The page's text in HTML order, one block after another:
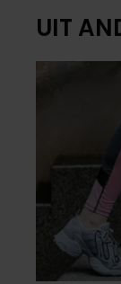
UIT